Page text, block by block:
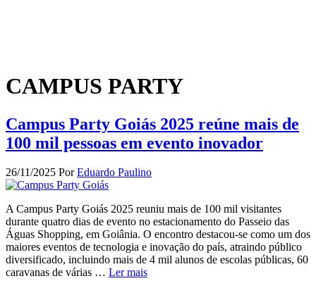
CAMPUS PARTY
Campus Party Goiás 2025 reúne mais de
100 mil pessoas em evento inovador
26/11/2025 PorEduardo Paulino
A Campus Party Goiás 2025 reuniu mais de 100 mil visitantes
durante quatro dias de evento no estacionamento do Passeio das
Águas Shopping, em Goiânia. O encontro destacou-se como um dos
maiores eventos de tecnologia e inovação do país, atraindo público
diversificado, incluindo mais de 4 mil alunos de escolas públicas, 60
caravanas de várias … Ler mais